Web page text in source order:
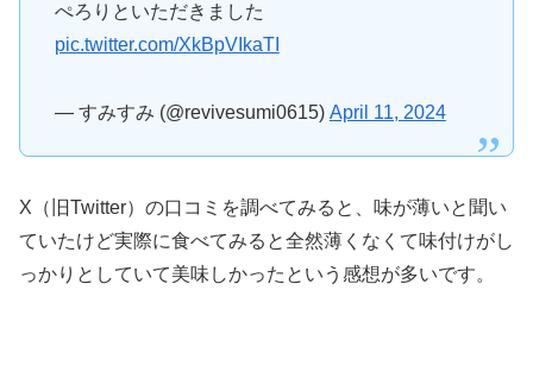
ぺろりといただきました
pic.twitter.com/XkBpVIkaTI
— すみすみ (@revivesumi0615) April 11, 2024
X（旧Twitter）の口コミを調べてみると、味が薄いと聞い
ていたけど実際に食べてみると全然薄くなくて味付けがし
っかりとしていて美味しかったという感想が多いです。